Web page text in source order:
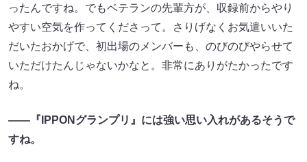
ったんですね。でもベテランの先輩方が、収録前からやり
やすい空気を作ってくださって。さりげなくお気遣いいた
だいたおかげで、初出場のメンバーも、のびのびやらせて
いただけたんじゃないかなと。非常にありがたかったです
ね。
――『IPPONグランプリ』には強い思い入れがあるそうで
すね。